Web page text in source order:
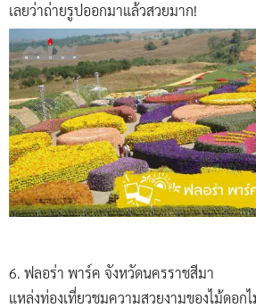
เลยว่าถ่ายรูปออกมาแล้วสวยมาก!
6. ฟลอร่า พาร์ค จังหวัดนครราชสีมา
แหล่งท่องเที่ยวชมความสวยงามของไม้ดอก